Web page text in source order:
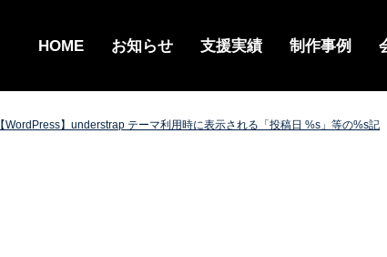
HOME お知らせ 支援実績 制作事例
【WordPress】understrap テーマ利用時に表示される「投稿日 %s」等の%s記